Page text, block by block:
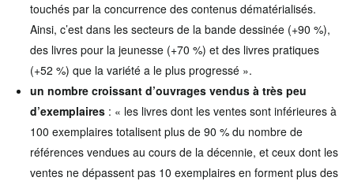
touchés par la concurrence des contenus dématérialisés.
Ainsi, c’est dans les secteurs de la bande dessinée (+90 %),
des livres pour la jeunesse (+70 %) et des livres pratiques
(+52 %) que la variété a le plus progressé ».
un nombre croissant d’ouvrages vendus à très peu
d’exemplaires : « les livres dont les ventes sont inférieures à
100 exemplaires totalisent plus de 90 % du nombre de
références vendues au cours de la décennie, et ceux dont les
ventes ne dépassent pas 10 exemplaires en forment plus des